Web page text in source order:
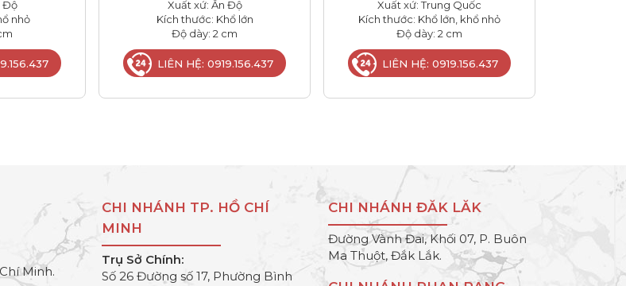
Độ
nhỏ
Xuất xứ: Ấn Độ
Kích thước: Khổ lớn
Độ dày: 2 cm
LIÊN HỆ: 0919.156.437
Xuất xứ: Trung Quốc
Kích thước: Khổ lớn, khổ nhỏ
Độ dày: 2 cm
LIÊN HỆ: 0919.156.437
Minh.
CHI NHÁNH TP. HỒ CHÍ
MINH
Trụ Sở Chính:
Số 26 Đường số 17, Phường Bình
CHI NHÁNH ĐĂK LĂK
Đường Vành Đai, Khối 07, P. Buôn
Ma Thuột, Đắk Lắk.